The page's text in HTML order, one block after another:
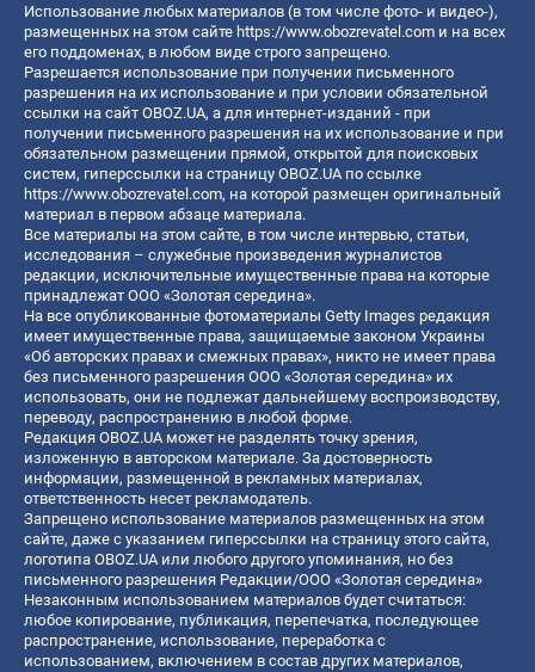
Использование любых материалов (в том числе фото- и видео-),
размещенных на этом сайте https://www.obozrevatel.com и на всех
его поддоменах, в любом виде строго запрещено.
Разрешается использование при получении письменного
разрешения на их использование и при условии обязательной
ссылки на сайт OBOZ.UA, а для интернет-изданий - при
получении письменного разрешения на их использование и при
обязательном размещении прямой, открытой для поисковых
систем, гиперссылки на страницу OBOZ.UA по ссылке
https://www.obozrevatel.com, на которой размещен оригинальный
материал в первом абзаце материала.
Все материалы на этом сайте, в том числе интервью, статьи,
исследования – служебные произведения журналистов
редакции, исключительные имущественные права на которые
принадлежат ООО «Золотая середина».
На все опубликованные фотоматериалы Getty Images редакция
имеет имущественные права, защищаемые законом Украины
«Об авторских правах и смежных правах», никто не имеет права
без письменного разрешения ООО «Золотая середина» их
использовать, они не подлежат дальнейшему воспроизводству,
переводу, распространению в любой форме.
Редакция OBOZ.UA может не разделять точку зрения,
изложенную в авторском материале. За достоверность
информации, размещенной в рекламных материалах,
ответственность несет рекламодатель.
Запрещено использование материалов размещенных на этом
сайте, даже с указанием гиперссылки на страницу этого сайта,
логотипа OBOZ.UA или любого другого упоминания, но без
письменного разрешения Редакции/ООО «Золотая середина»
Незаконным использованием материалов будет считаться:
любое копирование, публикация, перепечатка, последующее
распространение, использование, переработка с
использованием, включением в состав других материалов,